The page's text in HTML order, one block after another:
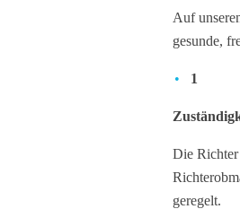
Auf
gesunde,
1
Die Richter
geregelt.